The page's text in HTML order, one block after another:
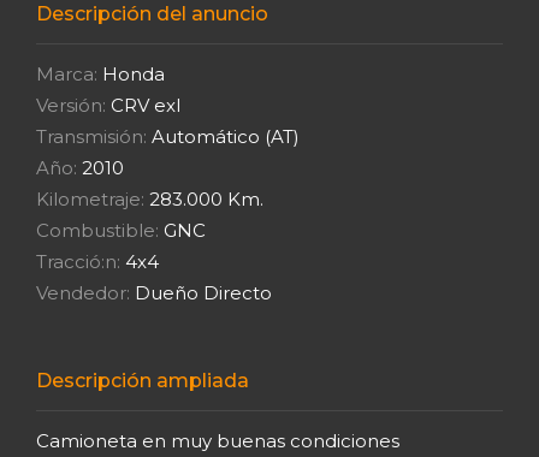
Descripción del anuncio
Marca: Honda
Versión: CRV exl
Transmisión: Automático (AT)
Año: 2010
Kilometraje: 283.000 Km.
Combustible: GNC
Tracció:n: 4x4
Vendedor: Dueño Directo
Descripción ampliada
Camioneta en muy buenas condiciones